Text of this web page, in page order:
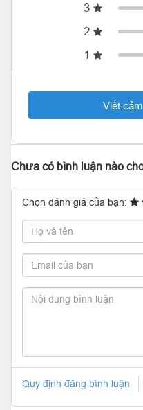
3
2
1
Viết
Chưa có bình luận nào
Chọn đánh giá của bạn:
Quy định đăng bình luận